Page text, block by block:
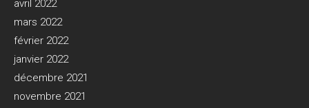
avril 2022
mars 2022
février 2022
janvier 2022
décembre 2021
novembre 2021